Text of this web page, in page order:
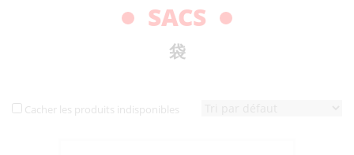
SACS
袋
Cacher les produits indisponibles